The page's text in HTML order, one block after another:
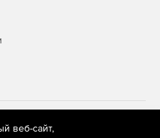
применяются
веб-сайт,